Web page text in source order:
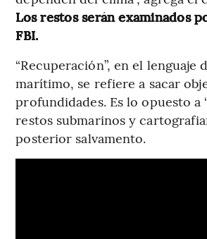
Los restos serán examinados
FBI.
“Recuperación”, en el lenguaje
marítimo, se refiere a sacar
profundidades. Es lo opuesto a
restos submarinos y
posterior salvamento.